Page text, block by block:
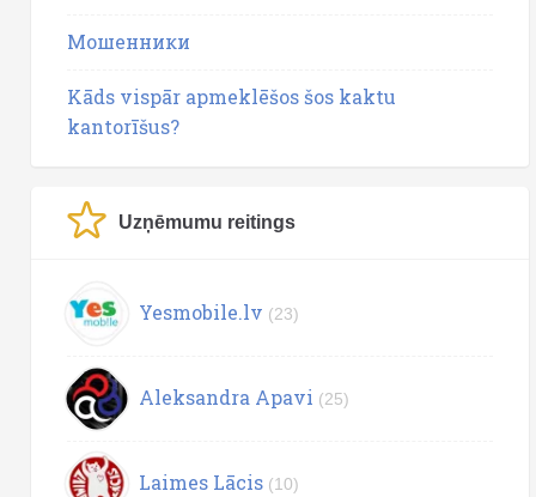
Мошенники
Kāds vispār apmeklēšos šos kaktu
kantorīšus?
Uzņēmumu reitings
Yesmobile.lv (23)
Aleksandra Apavi (25)
Laimes Lācis (10)